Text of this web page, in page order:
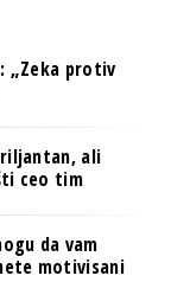
„Zeka protiv
ali
ceo tim
da vam
motivisani